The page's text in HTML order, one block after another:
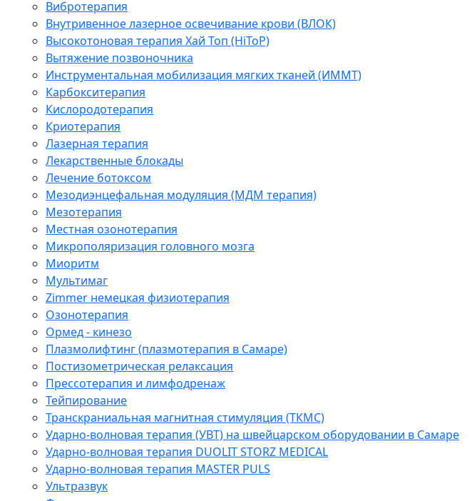
Вибротерапия
Внутривенное лазерное освечивание крови (ВЛОК)
Высокотоновая терапия Хай Топ (HiToP)
Вытяжение позвоночника
Инструментальная мобилизация мягких тканей (ИММТ)
Карбокситерапия
Кислородотерапия
Криотерапия
Лазерная терапия
Лекарственные блокады
Лечение ботоксом
Мезодиэнцефальная модуляция (МДМ терапия)
Мезотерапия
Местная озонотерапия
Микрополяризация головного мозга
Миоритм
Мультимаг
Zimmer немецкая физиотерапия
Озонотерапия
Ормед - кинезо
Плазмолифтинг (плазмотерапия в Самаре)
Постизометрическая релаксация
Прессотерапия и лимфодренаж
Тейпирование
Транскраниальная магнитная стимуляция (ТКМС)
Ударно-волновая терапия (УВТ) на швейцарском оборудовании в Самаре
Ударно-волновая терапия DUOLIT STORZ MEDICAL
Ударно-волновая терапия MASTER PULS
Ультразвук